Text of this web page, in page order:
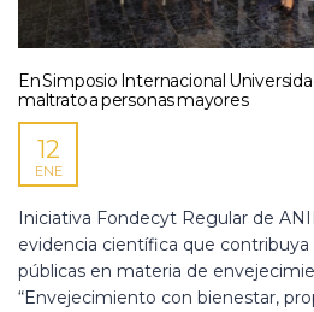
En Simposio Internacional
maltrato a personas mayores
12
ENE
Iniciativa Fondecyt Regular de
evidencia científica que contribuya
públicas en materia de
“Envejecimiento con bienestar,